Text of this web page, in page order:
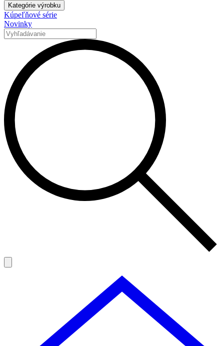
Kategórie výrobku
Kúpeľňové série
Novinky